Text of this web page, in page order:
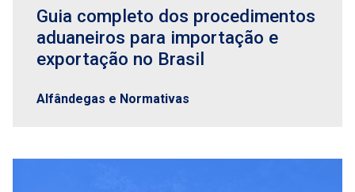
Guia completo dos procedimentos
aduaneiros para importação e
exportação no Brasil
Alfândegas e Normativas